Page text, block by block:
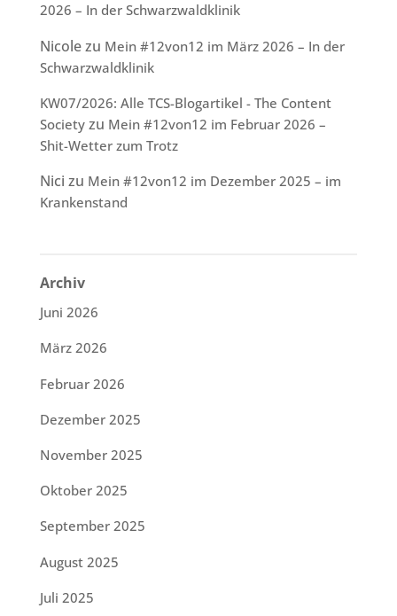
2026 – In der Schwarzwaldklinik
Nicolezu Mein #12von12 im März 2026 – In der
Schwarzwaldklinik
KW07/2026: Alle TCS-Blogartikel - The Content
Societyzu Mein #12von12 im Februar 2026 –
Shit-Wetter zum Trotz
Nici zu Mein #12von12 im Dezember 2025 – im
Krankenstand
Archiv
Juni 2026
März 2026
Februar 2026
Dezember 2025
November 2025
Oktober 2025
September 2025
August 2025
Juli 2025